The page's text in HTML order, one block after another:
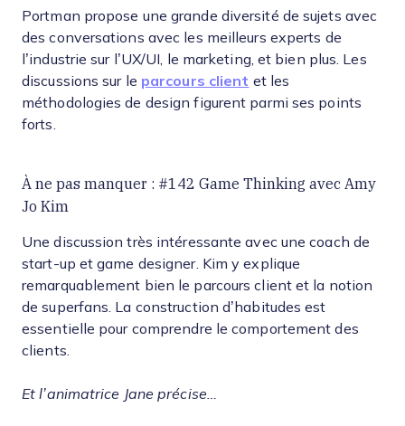
Portman propose une grande diversité de sujets avec
des conversations avec les meilleurs experts de
l’industrie sur l’UX/UI, le marketing, et bien plus. Les
discussions sur le parcours client et les
méthodologies de design figurent parmi ses points
forts.
À ne pas manquer : #142 Game Thinking avec Amy
Jo Kim
Une discussion très intéressante avec une coach de
start-up et game designer. Kim y explique
remarquablement bien le parcours client et la notion
de superfans. La construction d’habitudes est
essentielle pour comprendre le comportement des
clients.
Et l’animatrice Jane précise…